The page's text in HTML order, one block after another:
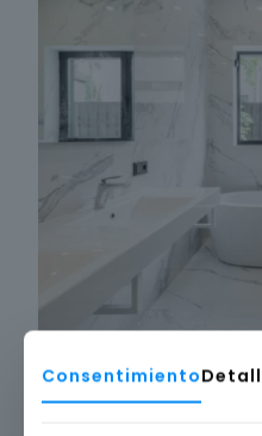
Consentimiento